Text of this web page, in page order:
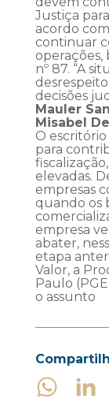
Justiça
acordo
continuar
operações,
nº 87. “A
decisões
Mauler
Misabel
O
para
elevadas.
empresas
quando os
empresa
abater,
etapa
Valor, a
Paulo
o assunto